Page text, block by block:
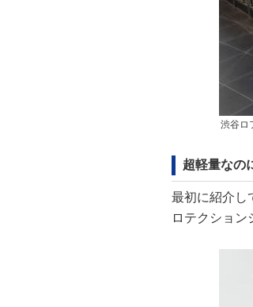
渋谷ロ
超軽量なの
最初に紹介し
ロテクション